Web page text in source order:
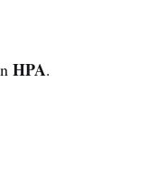
HPA.